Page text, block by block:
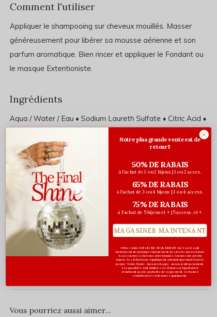
Comment l'utiliser
Appliquer le shampooing sur cheveux mouillés. Masser
généreusement pour libérer sa mousse aérienne et son
parfum aromatique. Bien rincer et appliquer le Fondant ou
le masque Extentioniste.
Ingrédients
Aqua / Water / Eau • Sodium Laureth Sulfate • Citric Acid •
Taurine • Cocamidopropyl Betaine • Sodium Hydroxide •
Hexylene Glycol • Sodium Chloride • Polyquaternium-10 •
Sodium Benzoate • Salicylic Acid • Amyl Cinnamal • Hexyl
Cinnamal • Benzyl Alcohol • Linalool • Hydroxycitronellal •
Citronellol • Limonene • Benzyl Cinnamate • Creatine • 2-
Oleamido-1,3-Octadecanediol • Sodium Acetate •
Isopropyl Alcohol • Parfum / Fragrance
Vous pourriez aussi aimer...
Notre plus grande vente est de
retour!!
50% DE RABAIS
à l'achat de 1 ou 2 bijoux | 1 ou 2 acces.
65% DE RABAIS
à l'achat de 3 ou 4 bijoux | 3 ou 4 access.
75% DE RABAIS
à l'achat de 5 bijoux et + | 5 access. et +
MAGASINER MAINTENANT
Offre valide EN LIGNE SEULEMENT du 6 au 12 août
inclusivement ou jusqu'à épuisement des stocks sur les bijoux
& accessoires à cheveux sélectionnés. Aucun code promo
requis. Les réductions s’appliquent automatiquement dans le
panier. Vente finale. Aucun échange, aucun remboursement.
Les quantités sont limitées. Les bijoux en liquidation
n'incluent pas de pochette de rangement. Certaines
conditions et exclusions s'appliquent.